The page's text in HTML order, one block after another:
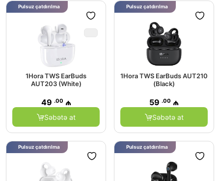
1Hora TWS EarBuds
AUT203 (White)
49 .00 ₼
Səbətə at
Pulsuz çatdırılma
1Hora TWS EarBuds AUT210
(Black)
59 .00 ₼
Səbətə at
Pulsuz çatdırılma
Pulsuz çatdırılma Pulsuz çatdırılma